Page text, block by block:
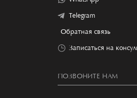
Telegram
Обратная связь
Записаться на
ПОЗВОНИТЕ НАМ